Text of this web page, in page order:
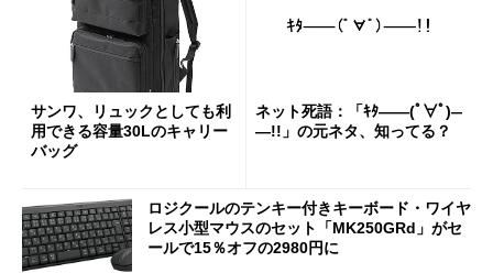
サンワ、リュックとしても利
用できる容量30Lのキャリー
バッグ
ネット死語：「ｷﾀ――(ﾟ∀ﾟ)―
―!!」の元ネタ、知ってる？
ロジクールのテンキー付きキーボード・ワイヤ
レス小型マウスのセット「MK250GRd」がセ
ールで15％オフの2980円に